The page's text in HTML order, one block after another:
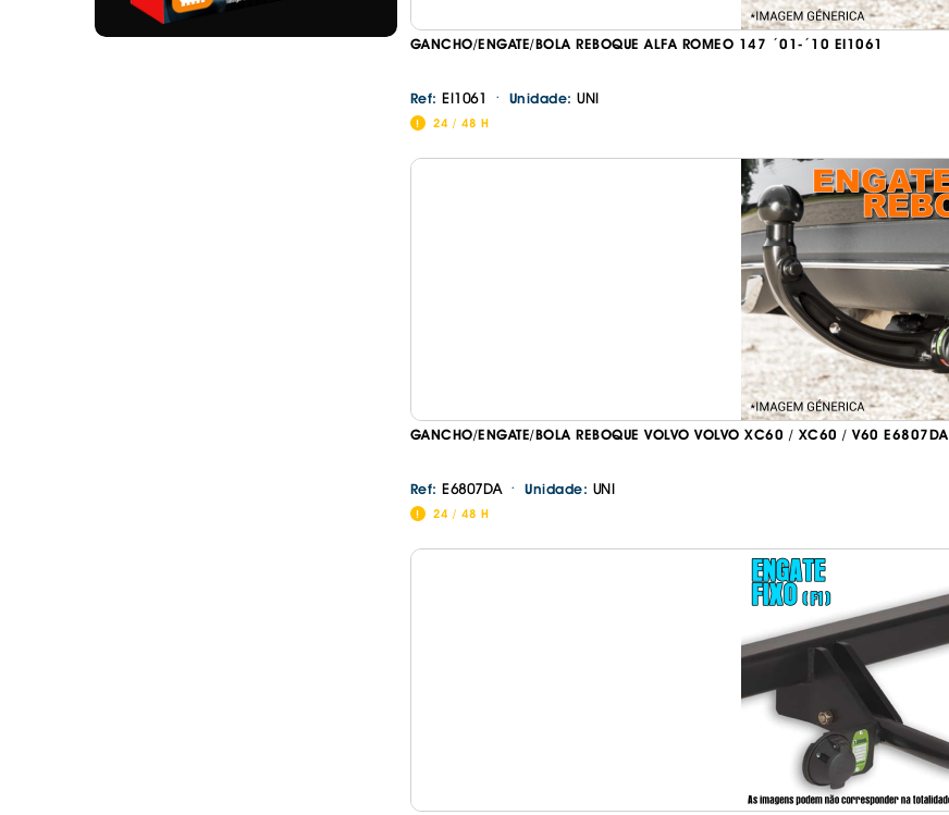
GANCHO/ENGATE/BOLA REBOQUE ALFA ROMEO 147 ´01-´10 EI1061
Ref: EI1061 · Unidade: UNI
24 / 48 H
GANCHO/ENGATE/BOLA REBOQUE VOLVO VOLVO XC60 / XC60 / V60 E6807DA
Ref: E6807DA · Unidade: UNI
24 / 48 H
Ir para o carrinho